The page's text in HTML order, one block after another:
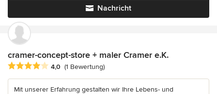
Nachricht
cramer-concept-store + maler Cramer e.K.
Durchschnittliche Bewertung: 4 von 5 Sternen
4,0 (1 Bewertung)
Mit unserer Erfahrung gestalten wir Ihre Lebens- und